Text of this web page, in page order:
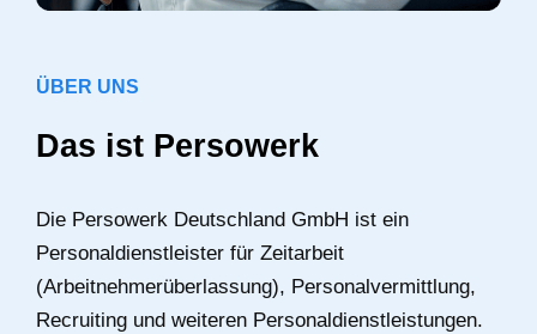
ÜBER UNS
Das ist Persowerk
Die Persowerk Deutschland GmbH ist ein
Personaldienstleister für Zeitarbeit
(Arbeitnehmerüberlassung), Personalvermittlung,
Recruiting und weiteren Personaldienstleistungen.